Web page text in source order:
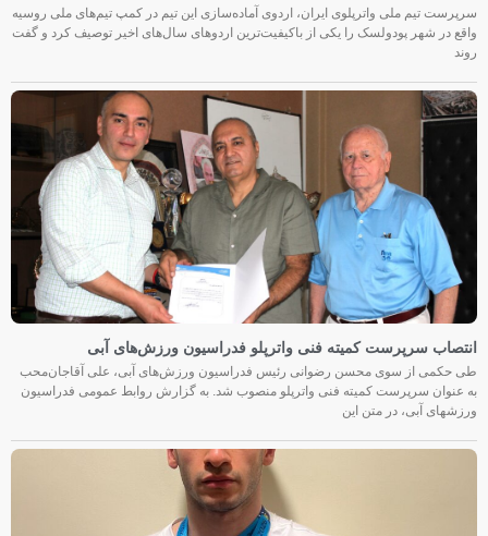
سرپرست تیم ملی واترپلوی ایران، اردوی آماده‌سازی این تیم در کمپ تیم‌های ملی روسیه
واقع در شهر پودولسک را یکی از باکیفیت‌ترین اردوهای سال‌های اخیر توصیف کرد و گفت
روند
انتصاب سرپرست کمیته فنی واترپلو فدراسیون ورزش‌های آبی
طی حکمی از سوی محسن رضوانی رئیس فدراسیون ورزش‌های آبی، علی آقاجان‌محب
به عنوان سرپرست کمیته فنی واترپلو منصوب شد. به گزارش روابط عمومی فدراسیون
ورزشهای آبی، در متن این